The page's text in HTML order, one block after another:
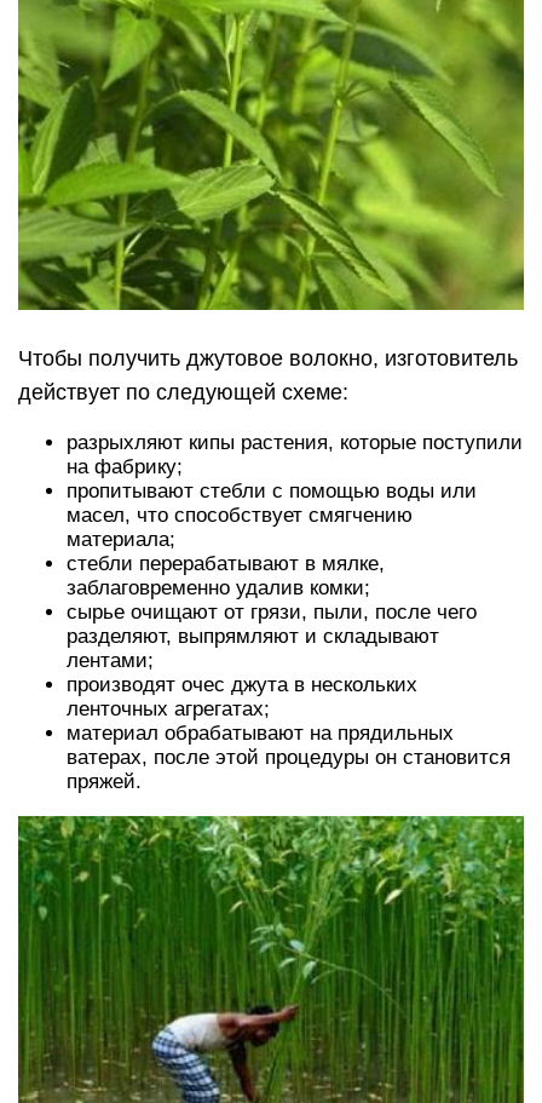
Чтобы получить джутовое волокно, изготовитель
действует по следующей схеме:
разрыхляют кипы растения, которые поступили
на фабрику;
пропитывают стебли с помощью воды или
масел, что способствует смягчению
материала;
стебли перерабатывают в мялке,
заблаговременно удалив комки;
сырье очищают от грязи, пыли, после чего
разделяют, выпрямляют и складывают
лентами;
производят очес джута в нескольких
ленточных агрегатах;
материал обрабатывают на прядильных
ватерах, после этой процедуры он становится
пряжей.